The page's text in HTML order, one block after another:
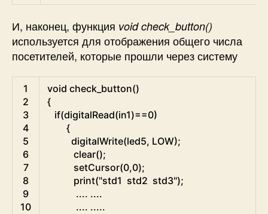
И, наконец, функция void check_button()
используется для отображения общего числа
посетителей, которые прошли через систему
1
2
3
4
5
6
7
8
9
10
void check_button()
{
if(digitalRead(in1)==0)
{
digitalWrite(led5, LOW);
clear();
setCursor(0,0);
print("std1  std2  std3");
.... ....
.... .....